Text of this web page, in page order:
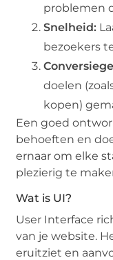
problemen
Snelheid:
bezoekers
doelen
kopen)
Een goed
behoeften en
ernaar om elke
plezierig te
Wat is UI?
User Interface
van je website.
eruitziet en